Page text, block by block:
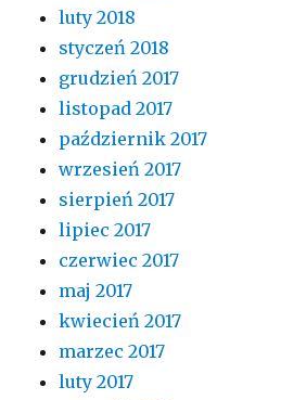
luty 2018
styczeń 2018
grudzień 2017
listopad 2017
październik 2017
wrzesień 2017
sierpień 2017
lipiec 2017
czerwiec 2017
maj 2017
kwiecień 2017
marzec 2017
luty 2017